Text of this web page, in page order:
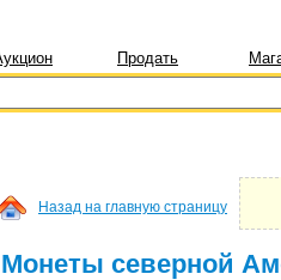
Продать
Назад на главную страницу
Монеты северной